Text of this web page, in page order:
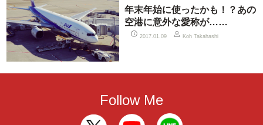
年末年始に使ったかも！？あの
空港に意外な愛称が……
2017.01.09 Koh Takahashi
Follow Me